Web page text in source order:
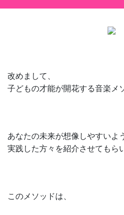
改めまして、
子どもの才能が開花する音楽メ
あなたの未来が想像しやすいよ
実践した方々を紹介させてもら
このメソッドは、